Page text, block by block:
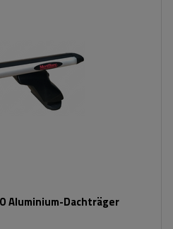
Aluminium-Dachträger